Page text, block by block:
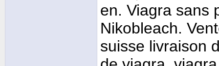
en. Viagra sans
Nikobleach.
suisse livraison